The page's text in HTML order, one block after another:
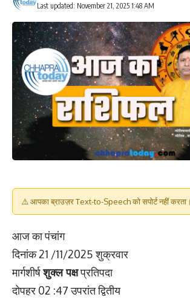
Last updated: November 21, 2025 1:48 AM
⚠️ आपका ब्राउज़र Text-to-Speech को सपोर्ट नहीं करता।
आज का पंचांग
दिनांक 21 /11/2025 शुक्रवार
मार्गशीर्षशुक्ल पक्षप्रतिपदा
दोपहर 02 :47 उपरांत द्वितीय